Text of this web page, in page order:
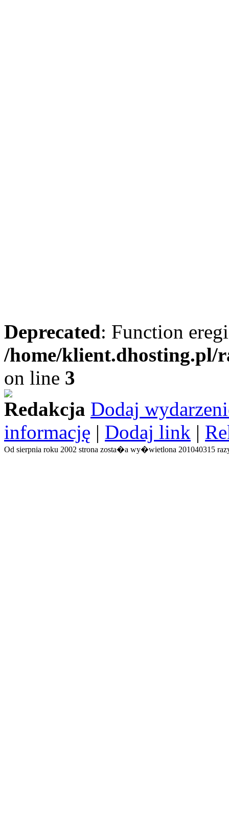
Deprecated: Function
/home/
on line 3
Redakcja Dodaj
informację | Dodaj link |
Od sierpnia roku 2002 strona zosta�a wy�wietlona 201040315